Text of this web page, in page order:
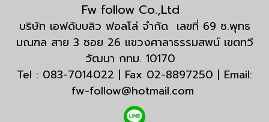
Fw follow Co.,Ltd
บริษัท เอฟดับบลิว ฟอลโล่ จำกัด เลขที่ 69 ซ.พุทธ
มณฑล สาย 3 ซอย 26 แขวงศาลาธรรมสพน์ เขตทวี
วัฒนา กทม. 10170
Tel : 083-7014022 | Fax 02-8897250 | Email:
fw-follow@hotmail.com